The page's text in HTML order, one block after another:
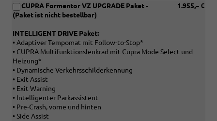
1.955,– €
CUPRA Formentor VZ UPGRADE Paket -
(Paket ist nicht bestellbar)
INTELLIGENT DRIVE Paket:
• Adaptiver Tempomat mit Follow-to-Stop*
• CUPRA Multifunktionslenkrad mit Cupra Mode Select und
Heizung*
• Dynamische Verkehrsschilderkennung
• Exit Assist
• Exit Warning
• Intelligenter Parkassistent
• Pre-Crash, vorne und hinten
• Side Assist